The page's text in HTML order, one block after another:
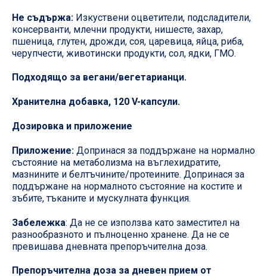
Не съдържа: Изкуствени оцветители, подсладители,
консерванти, млечни продукти, нишесте, захар,
пшеница, глутен, дрожди, соя, царевица, яйца, риба,
черупчести, животински продукти, сол, ядки, ГМО.
Подходящо за вегани/вегетарианци.
Хранителна добавка, 120 V-капсули.
Дозировка и приложение
Приложение: Допринася за поддържане на нормално
състояние на метаболизма на въглехидратите,
мазнините и белтъчините/протеините. Допринася за
поддържане на нормалното състояние на костите и
зъбите, тъканите и мускулната функция.
Забележка: Да не се използва като заместител на
разнообразното и пълноценно хранене. Да не се
превишава дневната препоръчителна доза.
Препоръчителна доза за дневен прием от